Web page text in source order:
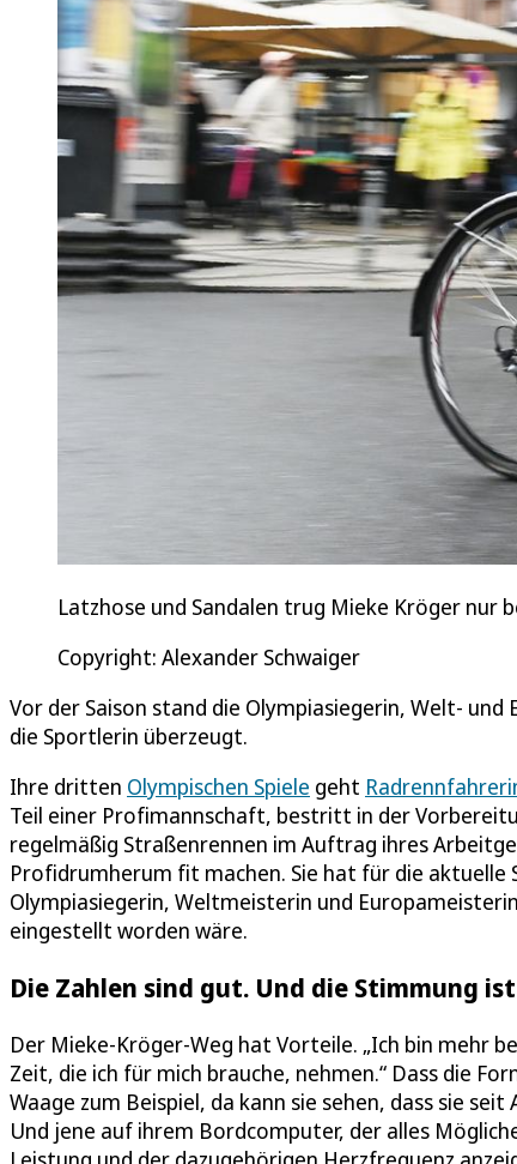
Latzhose und Sandalen trug Mieke Kröger nur
Copyright: Alexander Schwaiger
Vor der Saison stand die Olympiasiegerin, Welt-
die Sportlerin überzeugt.
Ihre dritten Olympischen Spiele geht
Teil einer Profimannschaft, bestritt in der
regelmäßig Straßenrennen im Auftrag ihres
Profidrumherum fit machen. Sie hat für die
Olympiasiegerin, Weltmeisterin und
eingestellt worden wäre.
Die Zahlen sind gut. Und die Stimmung
Der Mieke-Kröger-Weg hat Vorteile. „Ich bin mehr
Zeit, die ich für mich brauche, nehmen.“ Dass die
Waage zum Beispiel, da kann sie sehen, dass sie
Und jene auf ihrem Bordcomputer, der alles